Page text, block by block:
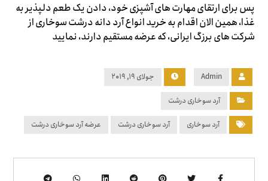
پس برای ارتقای مهارت های آشپزی خود، دادن یک طعم دلپذیر به
غذا، همین الان اقدام به خرید انواع آرد دانه درشت سوخاری از
شرکت های برزگ ایرانی، که عرضه مستقیم دارند، نمایید
Admin جولای ۱۹, ۲۰۱۹
آرد سوخاری درشت
آرد سوخاری آرد سوخاری درشت عرضه آرد سوخاری درشت